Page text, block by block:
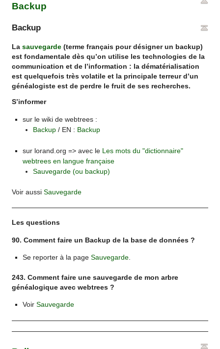
Backup
Backup
Lasauvegarde (terme français pour désigner un backup)
est fondamentale dès qu’on utilise les technologies de la
communication et de l’information : la dématérialisation
est quelquefois très volatile et la principale terreur d’un
généalogiste est de perdre le fruit de ses recherches.
S’informer
sur le wiki de webtrees :
Backup / EN : Backup
sur lorand.org => avec le Les mots du "dictionnaire"
webtrees en langue française
Sauvegarde (ou backup)
Voir aussiSauvegarde
Les questions
90. Comment faire un Backup de la base de données ?
Se reporter à la page Sauvegarde.
243. Comment faire une sauvegarde de mon arbre
généalogique avec webtrees ?
Voir Sauvegarde